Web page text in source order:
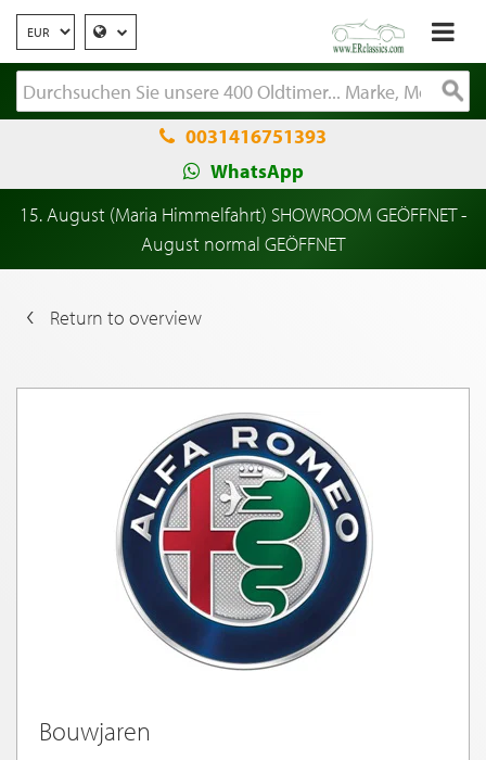
0031416751393
WhatsApp
15. August (Maria Himmelfahrt) SHOWROOM GEÖFFNET -
August normal GEÖFFNET
Return to overview
Bouwjaren